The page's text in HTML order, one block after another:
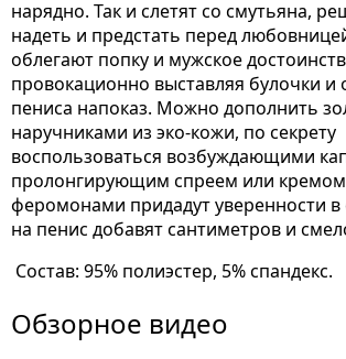
нарядно. Так и слетят со смутьяна,
надеть и предстать перед
облегают попку и мужское
провокационно выставляя булочки и
пениса напоказ. Можно дополнить
наручниками из эко-кожи, по секрету
воспользоваться возбуждающими
пролонгирующим спреем или
феромонами придадут уверенности в
на пенис добавят сантиметров и
Состав: 95% полиэстер, 5% спандекс.
Обзорное видео